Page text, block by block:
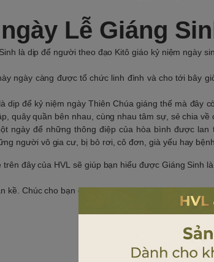
Lễ Giáng
là dịp để người theo đạo Kitô giáo kỷ niệm ngày
ngày càng được tổ chức linh đình và cho tới bây
dịp để kỷ niệm ngày Thiên Chúa giáng thế mà đây
quây quần bên nhau, cùng nhau tâm sự, sẻ chia
ngày để những thông điệp của hòa bình được
người vô gia cư, bị bỏ rơi, cô đơn, già yếu hay
đây của HVL sẽ giúp bạn hiểu được Giáng Sinh
kề. Chúc cho bạn cùng những người thân trong gia